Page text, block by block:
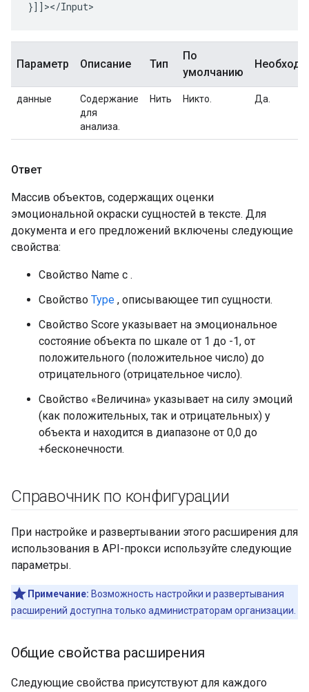
Параметр Описание Тип
По
умолчанию
данные
Содержание
для
анализа.
Нить Никто. Да.
Ответ
Массив объектов, содержащих оценки
эмоциональной окраски сущностей в тексте. Для
документа и его предложений включены следующие
свойства:
Свойство Name с .
Свойство Type , описывающее тип сущности.
Свойство Score указывает на эмоциональное
состояние объекта по шкале от 1 до -1, от
положительного (положительное число) до
отрицательного (отрицательное число).
Свойство «Величина» указывает на силу эмоций
(как положительных, так и отрицательных) у
объекта и находится в диапазоне от 0,0 до
+бесконечности.
Справочник по конфигурации
При настройке и развертывании этого расширения для
использования в API-прокси используйте следующие
параметры.
Примечание: Возможность настройки и развертывания
расширений доступна только администраторам организации.
Общие свойства расширения
Следующие свойства присутствуют для каждого